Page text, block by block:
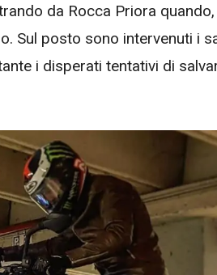
da Rocca Priora
Sul posto sono intervenuti i
i disperati tentativi di